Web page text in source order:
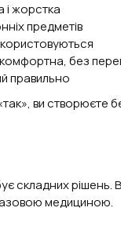
і жорстка
предметів
без
правильно
ви створюєте
складних рішень.
медициною.